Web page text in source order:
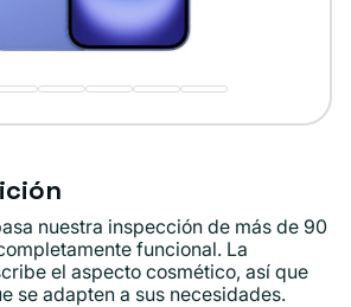
nuestra inspección de más de 90
funcional. La
el aspecto cosmético, así que
se adapten a sus necesidades.